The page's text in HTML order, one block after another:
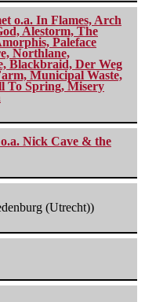
o.a. In Flames, Arch
Alestorm, The
Paleface
Northlane,
Blackbraid, Der Weg
Municipal Waste,
To Spring, Misery
Nick Cave & the
(Utrecht))